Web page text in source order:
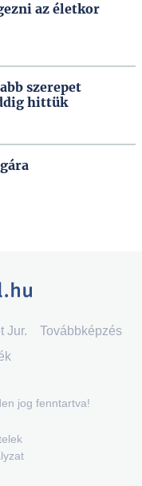
az életkor
szerepet
hittük
Jur.
Továbbképzés
jog fenntartva!